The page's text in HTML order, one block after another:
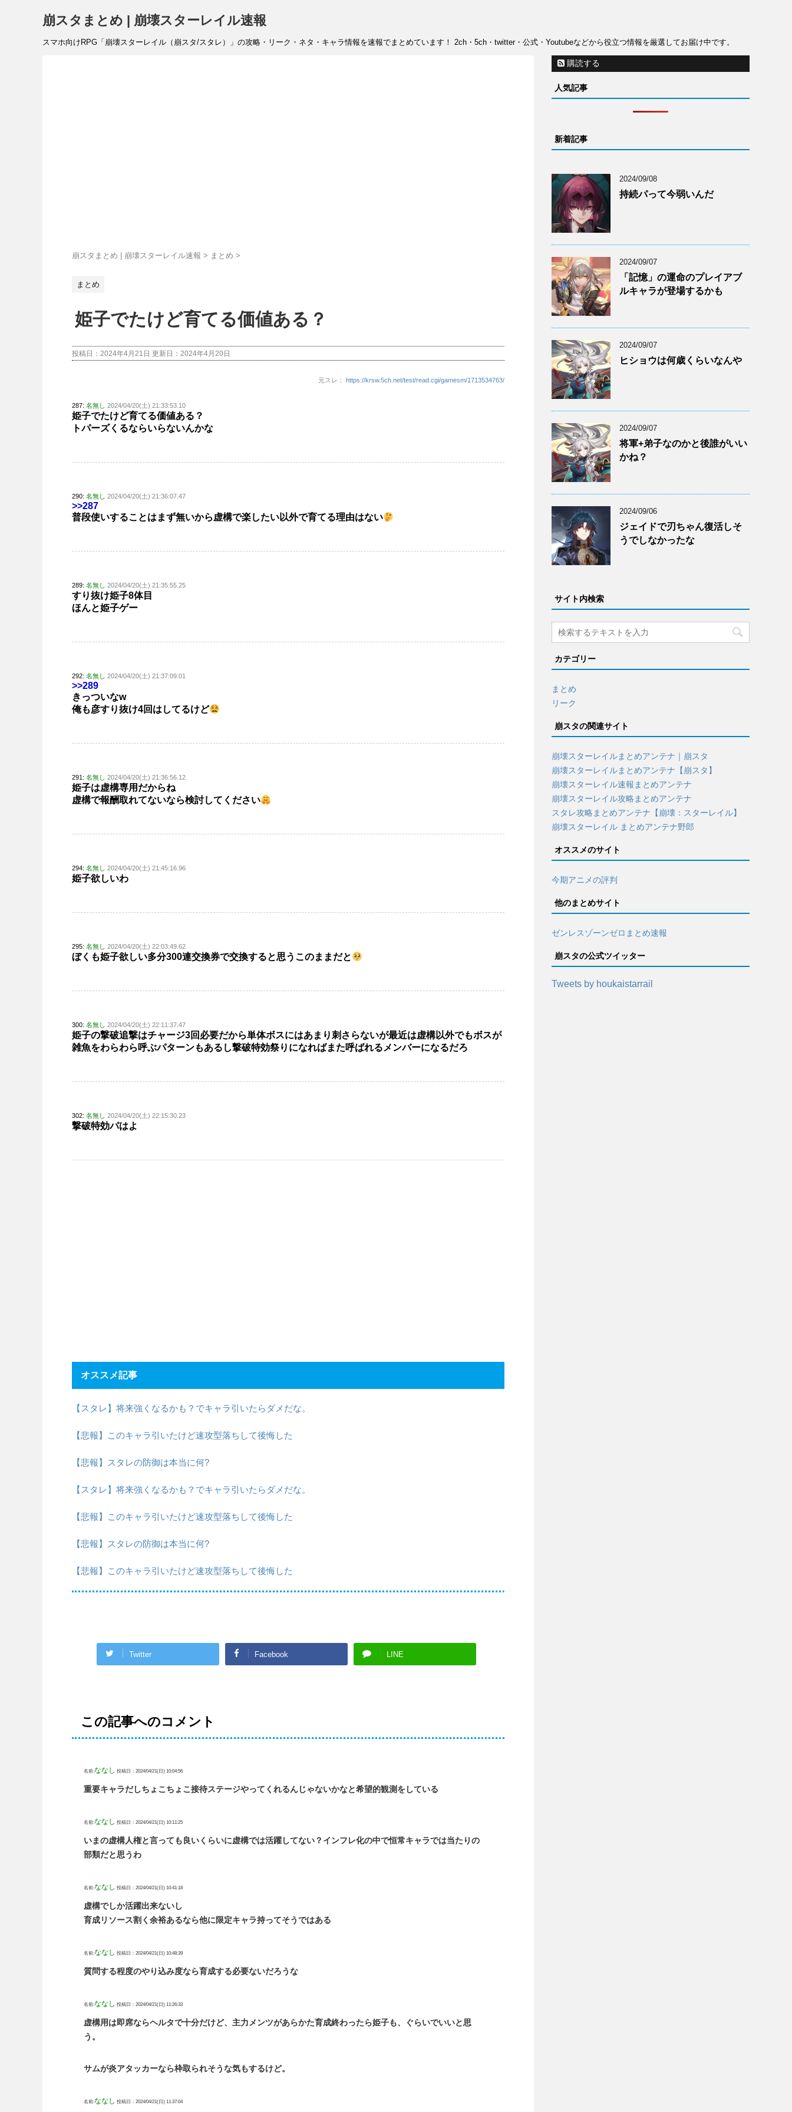
崩スタまとめ | 崩壊スターレイル速報
スマホ向けRPG「崩壊スターレイル（崩スタ/スタレ）」の攻略・リーク・ネタ・キャラ情報を速報でまとめています！ 2ch・5ch・twitter・公式・Youtubeなどから役立つ情報を厳選してお届け中です。
崩スタまとめ | 崩壊スターレイル速報 > まとめ >
まとめ
姫子でたけど育てる価値ある？
投稿日：2024年4月21日 更新日： 2024年4月20日
元スレ： https://krsw.5ch.net/test/read.cgi/gamesm/1713534763/
287: 名無し 2024/04/20(土) 21:33:53.10
姫子でたけど育てる価値ある？
トパーズくるならいらないんかな
290: 名無し 2024/04/20(土) 21:36:07.47
>>287
普段使いすることはまず無いから虚構で楽したい以外で育てる理由はない
289: 名無し 2024/04/20(土) 21:35:55.25
すり抜け姫子8体目
ほんと姫子ゲー
292: 名無し 2024/04/20(土) 21:37:09.01
>>289
きっついなw
俺も彦すり抜け4回はしてるけど
291: 名無し 2024/04/20(土) 21:36:56.12
姫子は虚構専用だからね
虚構で報酬取れてないなら検討してください
294: 名無し 2024/04/20(土) 21:45:16.96
姫子欲しいわ
295: 名無し 2024/04/20(土) 22:03:49.62
ぼくも姫子欲しい多分300連交換券で交換すると思うこのままだと
300: 名無し 2024/04/20(土) 22:11:37.47
姫子の撃破追撃はチャージ3回必要だから単体ボスにはあまり刺さらないが最近は虚構以外でもボスが
雑魚をわらわら呼ぶパターンもあるし撃破特効祭りになればまた呼ばれるメンバーになるだろ
302: 名無し 2024/04/20(土) 22:15:30.23
撃破特効パはよ
オススメ記事
【スタレ】将来強くなるかも？でキャラ引いたらダメだな。
【悲報】このキャラ引いたけど速攻型落ちして後悔した
【悲報】スタレの防御は本当に何?
【スタレ】将来強くなるかも？でキャラ引いたらダメだな。
【悲報】このキャラ引いたけど速攻型落ちして後悔した
【悲報】スタレの防御は本当に何?
【悲報】このキャラ引いたけど速攻型落ちして後悔した
Twitter Facebook LINE
この記事へのコメント
名前:ななし 投稿日：2024/04/21(日) 10:04:56
重要キャラだしちょこちょこ接待ステージやってくれるんじゃないかなと希望的観測をしている
名前:ななし 投稿日：2024/04/21(日) 10:11:25
いまの虚構人権と言っても良いくらいに虚構では活躍してない？インフレ化の中で恒常キャラでは当たりの
部類だと思うわ
名前:ななし 投稿日：2024/04/21(日) 10:41:18
虚構でしか活躍出来ないし
育成リソース割く余裕あるなら他に限定キャラ持ってそうではある
名前:ななし 投稿日：2024/04/21(日) 10:48:39
質問する程度のやり込み度なら育成する必要ないだろうな
名前:ななし 投稿日：2024/04/21(日) 11:26:33
虚構用は即席ならヘルタで十分だけど、主力メンツがあらかた育成終わったら姫子も、ぐらいでいいと思
う。
サムが炎アタッカーなら枠取られそうな気もするけど。
名前:ななし 投稿日：2024/04/21(日) 11:37:04
購読する
人気記事
新着記事
2024/09/08
持続パって今弱いんだ
2024/09/07
「記憶」の運命のプレイアブ
ルキャラが登場するかも
2024/09/07
ヒショウは何歳くらいなんや
2024/09/07
将軍+弟子なのかと後誰がいい
かね？
2024/09/06
ジェイドで刃ちゃん復活しそ
うでしなかったな
サイト内検索
カテゴリー
まとめ
リーク
崩スタの関連サイト
崩壊スターレイルまとめアンテナ｜崩スタ
崩壊スターレイルまとめアンテナ【崩スタ】
崩壊スターレイル速報まとめアンテナ
崩壊スターレイル攻略まとめアンテナ
スタレ攻略まとめアンテナ【崩壊：スターレイル】
崩壊スターレイル まとめアンテナ野郎
オススメのサイト
今期アニメの評判
他のまとめサイト
ゼンレスゾーンゼロまとめ速報
崩スタの公式ツイッター
Tweets by houkaistarrail